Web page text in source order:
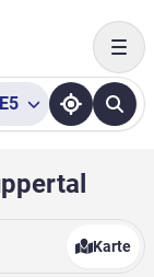
E5
Karte